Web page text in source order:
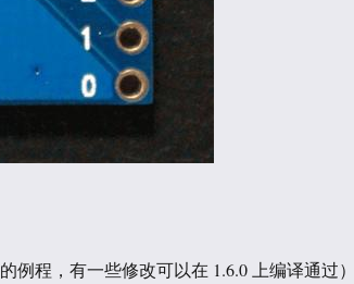
例程，有一些修改可以在 1.6.0 上编译通过）